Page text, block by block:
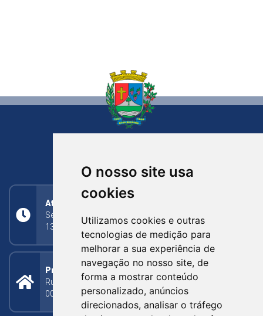
O nosso site usa
cookies
Utilizamos cookies e outras
tecnologias de medição para
melhorar a sua experiência de
navegação no nosso site, de
forma a mostrar conteúdo
personalizado, anúncios
direcionados, analisar o tráfego
Atendimento
Segunda a Sexta: 8h às 11h30min (manhã);
13h30min às 17h (tarde)
Prefeitura Municipal
Rua Silva Jardim, 505 - Bairro Centro - CEP: 95340-
000